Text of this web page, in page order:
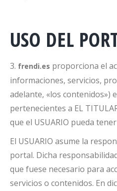
USO DEL
3. frendi.es proporciona el
informaciones, servicios,
adelante, «los contenidos»)
pertenecientes a EL
que el USUARIO pueda
El USUARIO asume la
portal. Dicha
que fuese necesario para
servicios o contenidos. En